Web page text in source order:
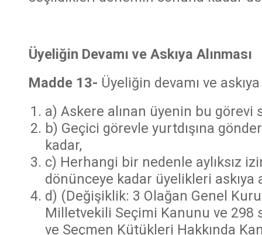
Üyeliğin Devamı ve Askıya Alınması
Madde 13- Üyeliğin devamı ve askıya
a) Askere alınan üyenin bu görevi
b) Geçici görevle yurtdışına
kadar,
c) Herhangi bir nedenle aylıksız
dönünceye kadar üyelikleri askıya
d) (Değişiklik: 3 Olağan Genel
Milletvekili Seçimi Kanunu ve 298
ve Seçmen Kütükleri Hakkında